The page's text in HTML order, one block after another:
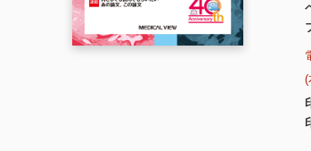
(